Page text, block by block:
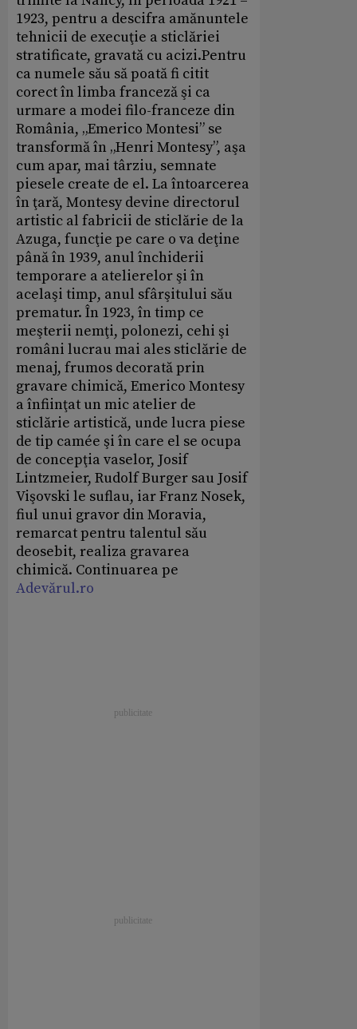
1923, pentru a descifra amănuntele
tehnicii de execuţie a sticlăriei
stratificate, gravată cu acizi.Pentru
ca numele său să poată fi citit
corect în limba franceză şi ca
urmare a modei filo-franceze din
România, „Emerico Montesi” se
transformă în „Henri Montesy”, aşa
cum apar, mai târziu, semnate
piesele create de el. La întoarcerea
în ţară, Montesy devine directorul
artistic al fabricii de sticlărie de la
Azuga, funcţie pe care o va deţine
până în 1939, anul închiderii
temporare a atelierelor şi în
acelaşi timp, anul sfârşitului său
prematur. În 1923, în timp ce
meşterii nemţi, polonezi, cehi şi
români lucrau mai ales sticlărie de
menaj, frumos decorată prin
gravare chimică, Emerico Montesy
a înfiinţat un mic atelier de
sticlărie artistică, unde lucra piese
de tip camée şi în care el se ocupa
de concepţia vaselor, Josif
Lintzmeier, Rudolf Burger sau Josif
Vişovski le suflau, iar Franz Nosek,
fiul unui gravor din Moravia,
remarcat pentru talentul său
deosebit, realiza gravarea
chimică. Continuarea pe
Adevărul.ro